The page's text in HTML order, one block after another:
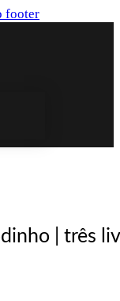
footer
| três